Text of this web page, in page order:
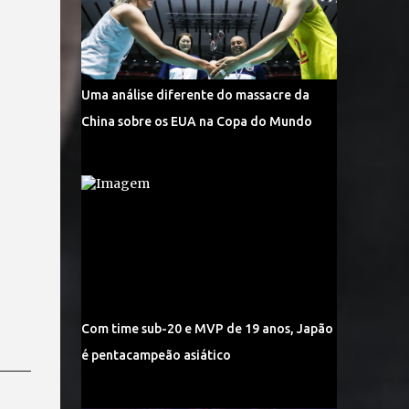
Uma análise diferente do massacre da
China sobre os EUA na Copa do Mundo
Com time sub-20 e MVP de 19 anos, Japão
é pentacampeão asiático